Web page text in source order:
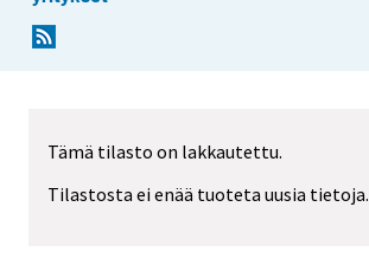
Tämä tilasto on lakkautettu.
Tilastosta ei enää tuoteta uusia tietoja.